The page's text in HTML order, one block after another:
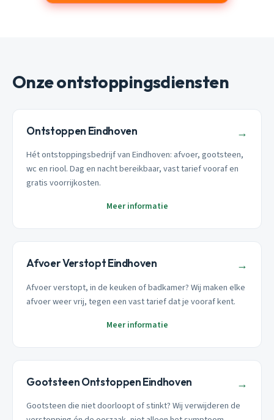
Onze ontstoppingsdiensten
Ontstoppen Eindhoven →
Hét ontstoppingsbedrijf van Eindhoven: afvoer, gootsteen,
wc en riool. Dag en nacht bereikbaar, vast tarief vooraf en
gratis voorrijkosten.
Meer informatie
Afvoer Verstopt Eindhoven →
Afvoer verstopt, in de keuken of badkamer? Wij maken elke
afvoer weer vrij, tegen een vast tarief dat je vooraf kent.
Meer informatie
Gootsteen Ontstoppen Eindhoven →
Gootsteen die niet doorloopt of stinkt? Wij verwijderen de